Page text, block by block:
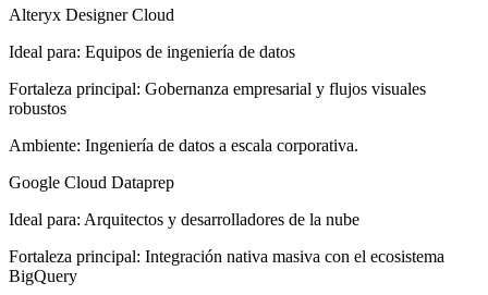
Alteryx Designer Cloud
Ideal para: Equipos de ingeniería de datos
Fortaleza principal: Gobernanza empresarial y flujos visuales
robustos
Ambiente: Ingeniería de datos a escala corporativa.
Google Cloud Dataprep
Ideal para: Arquitectos y desarrolladores de la nube
Fortaleza principal: Integración nativa masiva con el ecosistema
BigQuery